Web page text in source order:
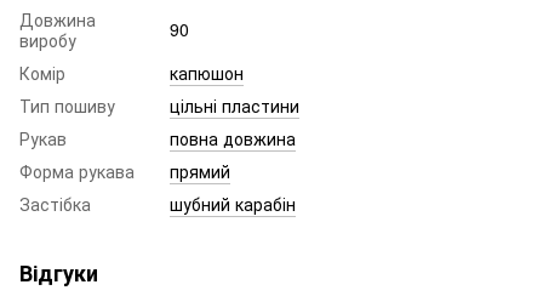
Довжина
виробу
90
Комір
капюшон
Тип пошиву
цільні пластини
Рукав
повна довжина
Форма рукава
прямий
Застібка
шубний карабін
Відгуки